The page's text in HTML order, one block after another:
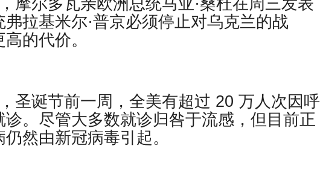
拉基米尔·普京必须停止对乌克兰的战
的代价。
圣诞节前一周，全美有超过 20 万人次因呼
。尽管大多数就诊归咎于流感，但目前正
然由新冠病毒引起。